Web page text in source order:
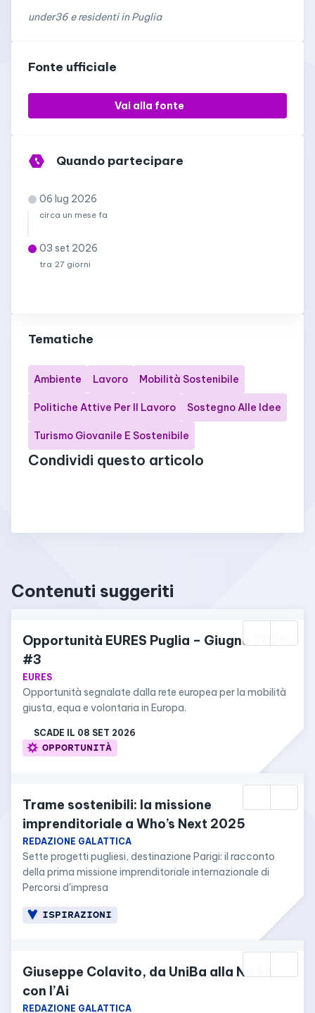
Tematiche
Ambiente Lavoro Mobilità Sostenibile
Politiche Attive Per Il Lavoro Sostegno Alle Idee
Turismo Giovanile E Sostenibile
Condividi questo articolo
under36 e residenti in Puglia
Fonte ufficiale
Vai alla fonte
Quando partecipare
06 lug 2026
circa un mese fa
03 set 2026
tra 27 giorni
Contenuti suggeriti
Opportunità EURES Puglia – Giugno 2026
#3
EURES
Opportunità segnalate dalla rete europea per la mobilità
giusta, equa e volontaria in Europa.
SCADE IL 08 SET 2026
OPPORTUNITÀ
Trame sostenibili: la missione
imprenditoriale a Who’s Next 2025
REDAZIONE GALATTICA
Sette progetti pugliesi, destinazione Parigi: il racconto
della prima missione imprenditoriale internazionale di
Percorsi d'impresa
ISPIRAZIONI
Giuseppe Colavito, da UniBa alla NASA
con l’Ai
REDAZIONE GALATTICA